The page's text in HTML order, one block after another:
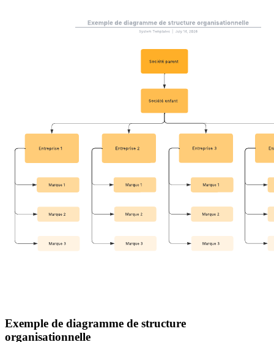
Exemple de diagramme de structure
organisationnelle